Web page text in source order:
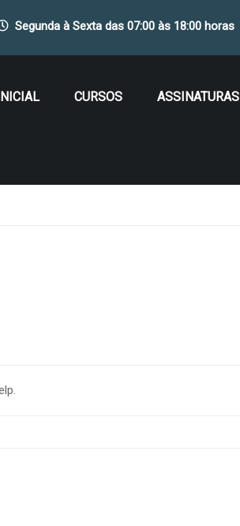
Segunda à Sexta das 07:00 às 18:00 horas
CURSOS ASSINATURAS